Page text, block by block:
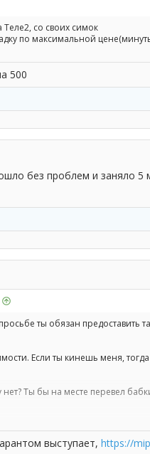
со своих симок
по максимальной
500
без проблем и заняло 5
ты обязан предоставить
Если ты кинешь меня,
нет? Ты бы на месте перевел
выступает, https://